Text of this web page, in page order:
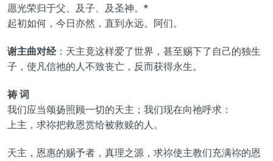
愿光荣归于父、及子、及圣神。*
起初如何，今日亦然，直到永远。阿们。
谢主曲对经：天主竟这样爱了世界，甚至赐下了自己的独生
子，使凡信祂的人不致丧亡，反而获得永生。
祷 词
我们应当颂扬照顾一切的天主；我们现在向祂呼求：
上主，求祢把救恩赏给被救赎的人。
天主，恩惠的赐予者，真理之源，求祢使主教们充满祢的恩